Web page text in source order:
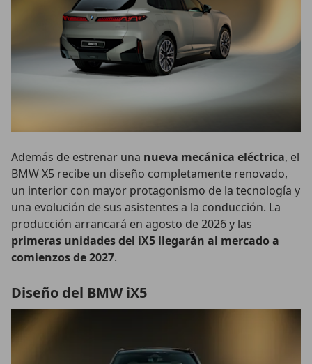
Además de estrenar una nueva mecánica eléctrica, el
BMW X5 recibe un diseño completamente renovado,
un interior con mayor protagonismo de la tecnología y
una evolución de sus asistentes a la conducción. La
producción arrancará en agosto de 2026 y las
primeras unidades del iX5 llegarán al mercado a
comienzos de 2027.
Diseño del BMW iX5